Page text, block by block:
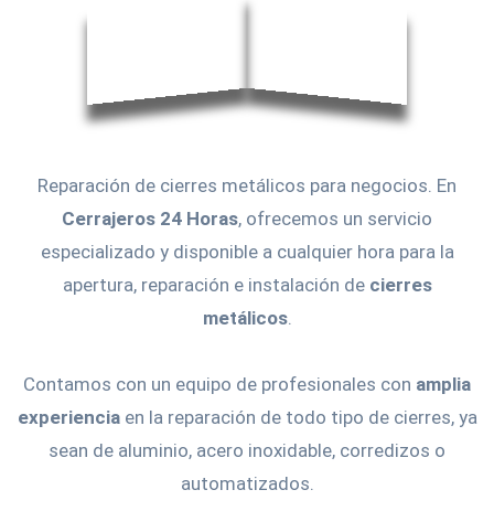
Reparación de cierres metálicos para negocios. En
Cerrajeros 24 Horas, ofrecemos un servicio
especializado y disponible a cualquier hora para la
apertura, reparación e instalación de cierres
metálicos.
Contamos con un equipo de profesionales con amplia
experienciaen la reparación de todo tipo de cierres, ya
sean de aluminio, acero inoxidable, corredizos o
automatizados.